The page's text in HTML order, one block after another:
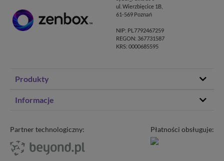
ul. Wierzbięcice 1B,
61-569 Poznań
NIP: PL7792467259
REGON: 367731587
KRS: 0000685595
Produkty
Transfer domeny
Poczta e-mail
Informacje
Program partnerski
Blog
Kariera
Partner technologiczny: Płatności obsługuje: